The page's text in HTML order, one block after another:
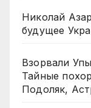
Николай
будущее
Взорвали
Тайные
Подоляк,